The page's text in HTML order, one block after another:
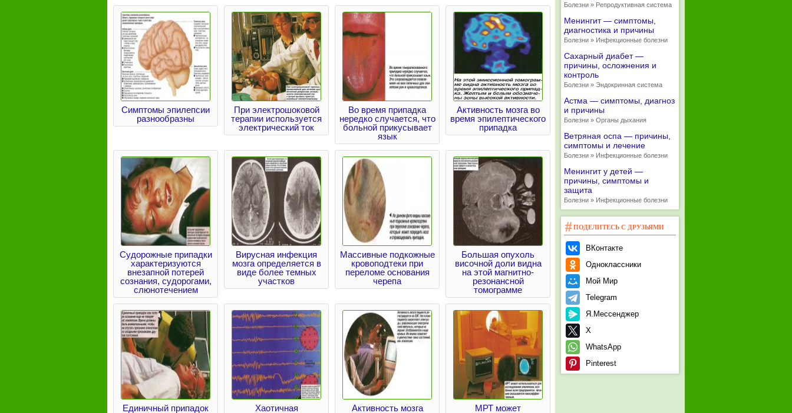
Симптомы эпилепсии
разнообразны
При электрошоковой
терапии используется
электрический ток
Во время припадка
нередко случается, что
больной прикусывает
язык
Активность мозга во
время эпилептического
припадка
Судорожные припадки
характеризуются
внезапной потерей
сознания, судорогами,
слюнотечением
Вирусная инфекция
мозга определяется в
виде более темных
участков
Массивные подкожные
кровоподтеки при
переломе основания
черепа
Большая опухоль
височной доли видна
на этой магнитно-
резонансной
томограмме
Единичный припадок
Хаотичная
Активность мозга
МРТ может
Болезни » Репродуктивная система
Менингит — симптомы,
диагностика и причины
Болезни » Инфекционные болезни
Сахарный диабет —
причины, осложнения и
контроль
Болезни » Эндокринная система
Астма — симптомы, диагноз
и причины
Болезни » Органы дыхания
Ветряная оспа — причины,
симптомы и лечение
Болезни » Инфекционные болезни
Менингит у детей —
причины, симптомы и
защита
Болезни » Инфекционные болезни
ПОДЕЛИТЕСЬ С ДРУЗЬЯМИ
ВКонтакте
Одноклассники
Мой Мир
Telegram
Я.Мессенджер
X
WhatsApp
Pinterest